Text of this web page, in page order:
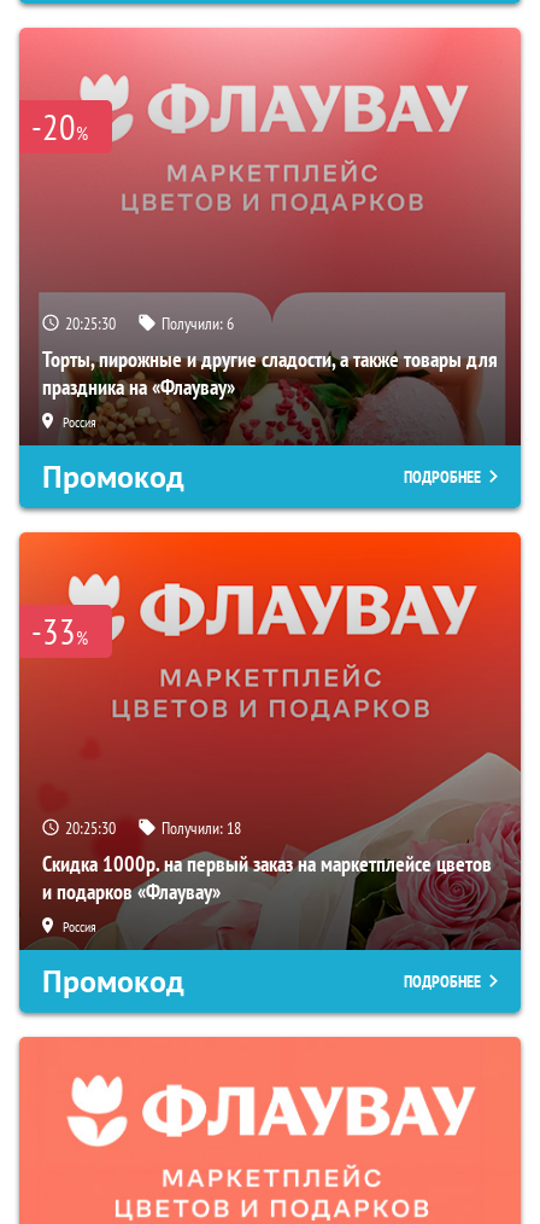
-20%
20:25:29 Получили:6
Торты, пирожные и другие сладости, а также товары для
праздника на «Флаувау»
Россия
Промокод ПОДРОБНЕЕ
-33%
20:25:29 Получили: 18
Скидка 1000р. на первый заказ на маркетплейсе цветов
и подарков «Флаувау»
Россия
Промокод ПОДРОБНЕЕ